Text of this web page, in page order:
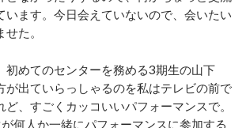
います。今日会えていないので、会いたい
た。
めてのセンターを務める3期生の山下
が出ていらっしゃるのを私はテレビの前で
ど、すごくカッコいいパフォーマンスで。
何人か一緒にパフォーマンスに参加する